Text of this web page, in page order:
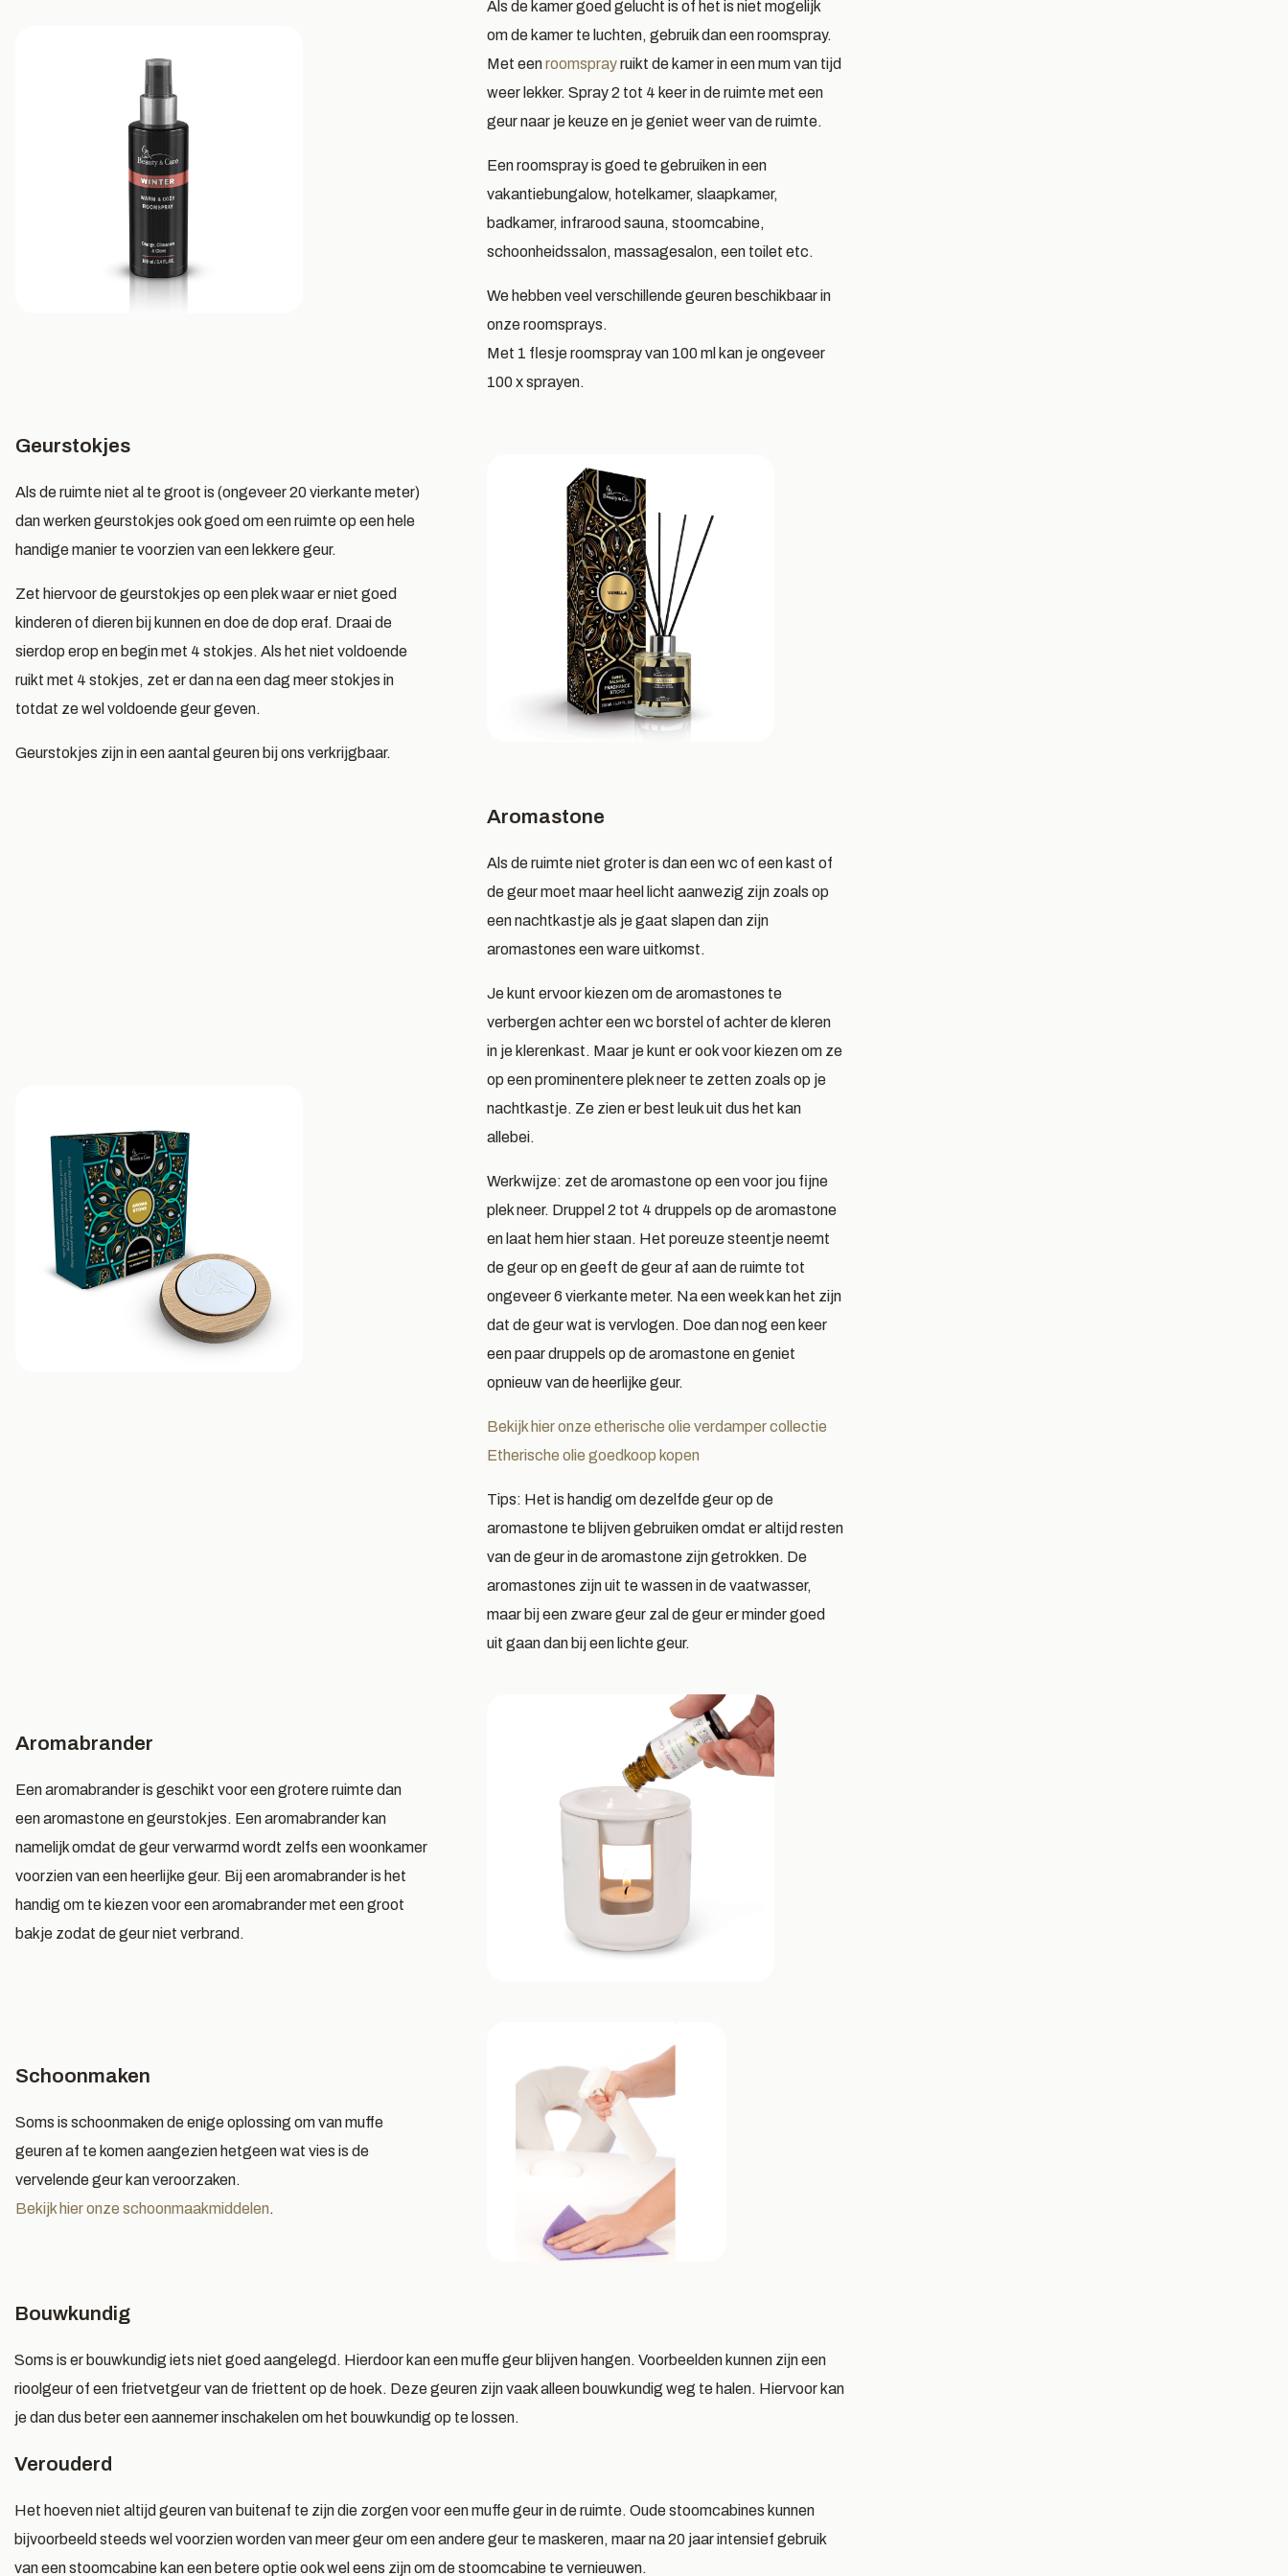
Als de kamer goed gelucht is of het is niet mogelijk
om de kamer te luchten, gebruik dan een roomspray.
Met eenroomsprayruikt de kamer in een mum van tijd
weer lekker. Spray 2 tot 4 keer in de ruimte met een
geur naar je keuze en je geniet weer van de ruimte.
Een roomspray is goed te gebruiken in een
vakantiebungalow, hotelkamer, slaapkamer,
badkamer, infrarood sauna, stoomcabine,
schoonheidssalon, massagesalon, een toilet etc.
We hebben veel verschillende geuren beschikbaar in
onze roomsprays.
Met 1 flesje roomspray van 100 ml kan je ongeveer
100 x sprayen.
Geurstokjes
Als de ruimte niet al te groot is (ongeveer 20 vierkante meter)
dan werken geurstokjes ook goed om een ruimte op een hele
handige manier te voorzien van een lekkere geur.
Zet hiervoor de geurstokjes op een plek waar er niet goed
kinderen of dieren bij kunnen en doe de dop eraf. Draai de
sierdop erop en begin met 4 stokjes. Als het niet voldoende
ruikt met 4 stokjes, zet er dan na een dag meer stokjes in
totdat ze wel voldoende geur geven.
Geurstokjes zijn in een aantal geuren bij ons verkrijgbaar.
Aromastone
Als de ruimte niet groter is dan een wc of een kast of
de geur moet maar heel licht aanwezig zijn zoals op
een nachtkastje als je gaat slapen dan zijn
aromastones een ware uitkomst.
Je kunt ervoor kiezen om de aromastones te
verbergen achter een wc borstel of achter de kleren
in je klerenkast. Maar je kunt er ook voor kiezen om ze
op een prominentere plek neer te zetten zoals op je
nachtkastje. Ze zien er best leuk uit dus het kan
allebei.
Werkwijze: zet de aromastone op een voor jou fijne
plek neer. Druppel 2 tot 4 druppels op de aromastone
en laat hem hier staan. Het poreuze steentje neemt
de geur op en geeft de geur af aan de ruimte tot
ongeveer 6 vierkante meter. Na een week kan het zijn
dat de geur wat is vervlogen. Doe dan nog een keer
een paar druppels op de aromastone en geniet
opnieuw van de heerlijke geur.
Bekijk hier onze etherische olie verdamper collectie
Etherische olie goedkoop kopen
Tips: Het is handig om dezelfde geur op de
aromastone te blijven gebruiken omdat er altijd resten
van de geur in de aromastone zijn getrokken. De
aromastones zijn uit te wassen in de vaatwasser,
maar bij een zware geur zal de geur er minder goed
uit gaan dan bij een lichte geur.
Aromabrander
Een aromabrander is geschikt voor een grotere ruimte dan
een aromastone en geurstokjes. Een aromabrander kan
namelijk omdat de geur verwarmd wordt zelfs een woonkamer
voorzien van een heerlijke geur. Bij een aromabrander is het
handig om te kiezen voor een aromabrander met een groot
bakje zodat de geur niet verbrand.
Schoonmaken
Soms is schoonmaken de enige oplossing om van muffe
geuren af te komen aangezien hetgeen wat vies is de
vervelende geur kan veroorzaken.
Bekijk hier onze schoonmaakmiddelen.
Bouwkundig
Soms is er bouwkundig iets niet goed aangelegd. Hierdoor kan een muffe geur blijven hangen. Voorbeelden kunnen zijn een
rioolgeur of een frietvetgeur van de friettent op de hoek. Deze geuren zijn vaak alleen bouwkundig weg te halen. Hiervoor kan
je dan dus beter een aannemer inschakelen om het bouwkundig op te lossen.
Verouderd
Het hoeven niet altijd geuren van buitenaf te zijn die zorgen voor een muffe geur in de ruimte. Oude stoomcabines kunnen
bijvoorbeeld steeds wel voorzien worden van meer geur om een andere geur te maskeren, maar na 20 jaar intensief gebruik
van een stoomcabine kan een betere optie ook wel eens zijn om de stoomcabine te vernieuwen.